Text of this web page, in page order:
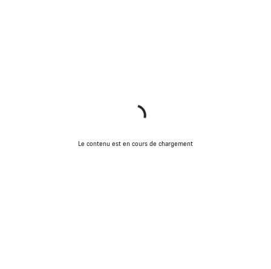
Le contenu est en cours de chargement